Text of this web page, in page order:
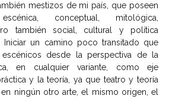
mestizos de mi país, que poseen
conceptual, mitológica,
también social, cultural y política
Iniciar un camino poco transitado que
desde la perspectiva de la
en cualquier variante, como eje
y la teoría, ya que teatro y teoría
ningún otro arte, el mismo origen, el